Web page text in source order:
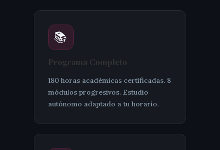
📚
Programa Completo
180 horas académicas certificadas. 8
módulos progresivos. Estudio
autónomo adaptado a tu horario.